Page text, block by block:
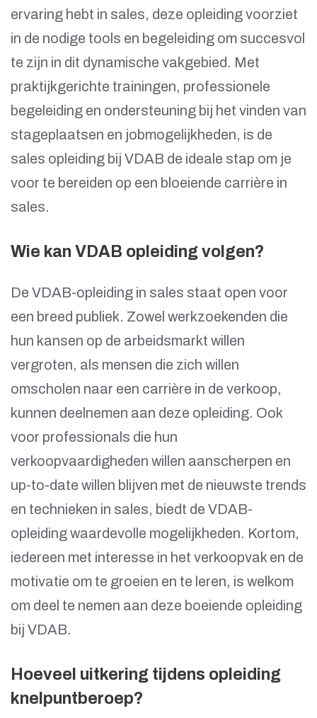
ervaring hebt in sales, deze opleiding voorziet
in de nodige tools en begeleiding om succesvol
te zijn in dit dynamische vakgebied. Met
praktijkgerichte trainingen, professionele
begeleiding en ondersteuning bij het vinden van
stageplaatsen en jobmogelijkheden, is de
sales opleiding bij VDAB de ideale stap om je
voor te bereiden op een bloeiende carrière in
sales.
Wie kan VDAB opleiding volgen?
De VDAB-opleiding in sales staat open voor
een breed publiek. Zowel werkzoekenden die
hun kansen op de arbeidsmarkt willen
vergroten, als mensen die zich willen
omscholen naar een carrière in de verkoop,
kunnen deelnemen aan deze opleiding. Ook
voor professionals die hun
verkoopvaardigheden willen aanscherpen en
up-to-date willen blijven met de nieuwste trends
en technieken in sales, biedt de VDAB-
opleiding waardevolle mogelijkheden. Kortom,
iedereen met interesse in het verkoopvak en de
motivatie om te groeien en te leren, is welkom
om deel te nemen aan deze boeiende opleiding
bij VDAB.
Hoeveel uitkering tijdens opleiding
knelpuntberoep?